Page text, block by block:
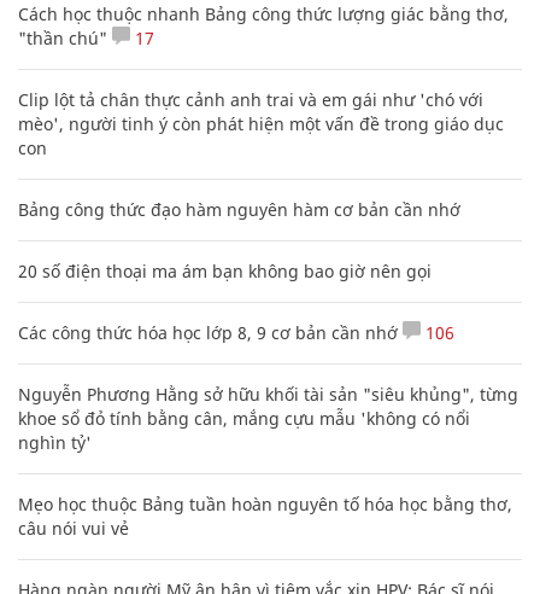
Cách học thuộc nhanh Bảng công thức lượng giác bằng thơ,
"thần chú"
17
Clip lột tả chân thực cảnh anh trai và em gái như 'chó với
mèo', người tinh ý còn phát hiện một vấn đề trong giáo dục
con
Bảng công thức đạo hàm nguyên hàm cơ bản cần nhớ
20 số điện thoại ma ám bạn không bao giờ nên gọi
Các công thức hóa học lớp 8, 9 cơ bản cần nhớ 106
Nguyễn Phương Hằng sở hữu khối tài sản "siêu khủng", từng
khoe sổ đỏ tính bằng cân, mắng cựu mẫu 'không có nổi
nghìn tỷ'
Mẹo học thuộc Bảng tuần hoàn nguyên tố hóa học bằng thơ,
câu nói vui vẻ
Hàng ngàn người Mỹ ân hận vì tiêm vắc xin HPV: Bác sĩ nói